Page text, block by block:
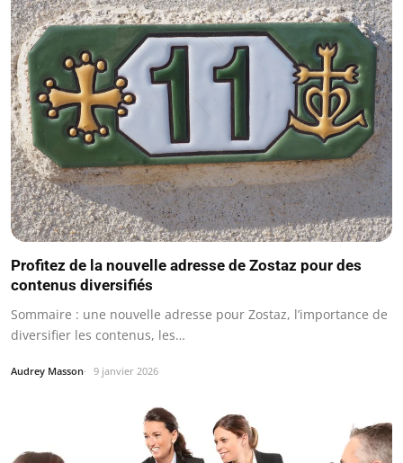
Profitez de la nouvelle adresse de Zostaz pour des
contenus diversifiés
Sommaire : une nouvelle adresse pour Zostaz, l’importance de
diversifier les contenus, les…
Audrey Masson 9 janvier 2026